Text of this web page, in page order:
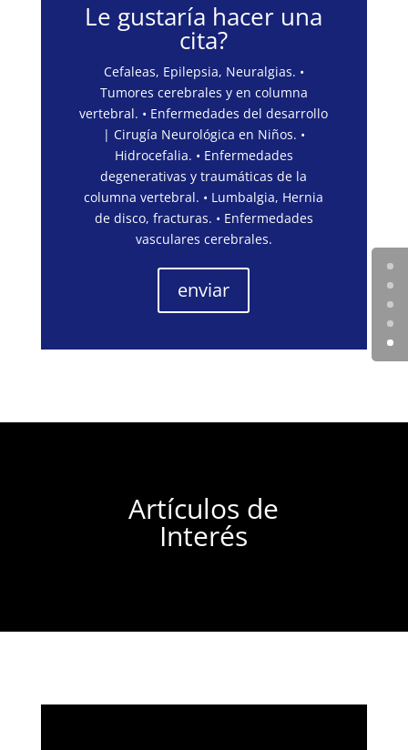
Le gustaría hacer una
cita?
Cefaleas, Epilepsia, Neuralgias. •
Tumores cerebrales y en columna
vertebral. • Enfermedades del desarrollo
| Cirugía Neurológica en Niños. •
Hidrocefalia. • Enfermedades
degenerativas y traumáticas de la
columna vertebral. • Lumbalgia, Hernia
de disco, fracturas. • Enfermedades
vasculares cerebrales.
enviar
Artículos de
Interés